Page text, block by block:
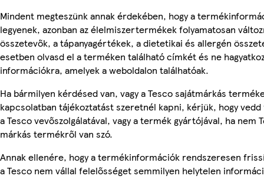
Mindent megteszünk annak érdekében, hogy a
legyenek, azonban az élelmiszertermékek folyamatosan
összetevők, a tápanyagértékek, a dietetikai és allergén
esetben olvasd el a terméken található címkét és ne
információkra, amelyek a weboldalon találhatóak.
Ha bármilyen kérdésed van, vagy a Tesco sajátmárkás
kapcsolatban tájékoztatást szeretnél kapni, kérjük, hogy
a Tesco vevőszolgálatával, vagy a termék gyártójával, ha nem
márkás termékről van szó.
Annak ellenére, hogy a termékinformációk rendszeresen
a Tesco nem vállal felelősséget semmilyen helytelen